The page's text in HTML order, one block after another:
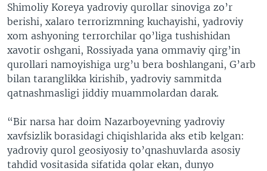
Shimoliy Koreya yadroviy qurollar sinoviga zo’r
berishi, xalaro terrorizmning kuchayishi, yadroviy
xom ashyoning terrorchilar qo’liga tushishidan
xavotir oshgani, Rossiyada yana ommaviy qirg’in
qurollari namoyishiga urg’u bera boshlangani, G’arb
bilan taranglikka kirishib, yadroviy sammitda
qatnashmasligi jiddiy muammolardan darak.
“Bir narsa har doim Nazarboyevning yadroviy
xavfsizlik borasidagi chiqishlarida aks etib kelgan:
yadroviy qurol geosiyosiy to’qnashuvlarda asosiy
tahdid vositasida sifatida qolar ekan, dunyo